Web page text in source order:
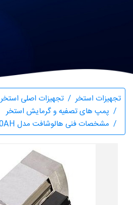
تجهیزات استخر
تجهیزات اصلی استخر
پمپ های تصفیه و گرمایش استخر
مشخصات فنی هالوشافت مدل 9H112120AH